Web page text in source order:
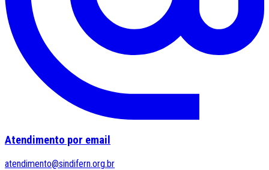
Atendimento por email
atendimento@sindifern.org.br